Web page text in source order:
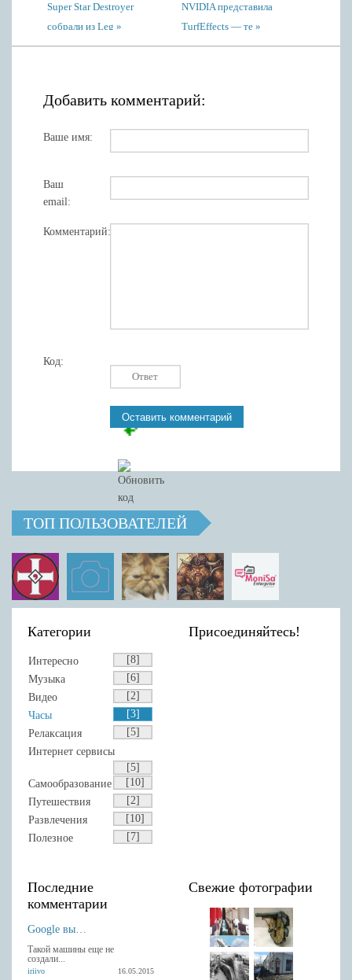
Super Star Destroyer
собрали из Leg
NVIDIA представила
TurfEffects — те
Добавить комментарий:
Ваше имя:
Ваш
email:
Комментарий:
Код:
ТОП ПОЛЬЗОВАТЕЛЕЙ
Категории
Интересно
[8]
Музыка
[6]
Видео
[2]
Часы
[3]
Релаксация
[5]
Интернет сервисы
[5]
Самообразование
[10]
Путешествия
[2]
Развлечения
[10]
Полезное
[7]
Присоединяйтесь!
Последние
комментарии
Google выпустила Android-клавиатуру с рукописным вводом.
Такой машины еще не
создали...
iriivo 16.05.2015
Свежие фотографии